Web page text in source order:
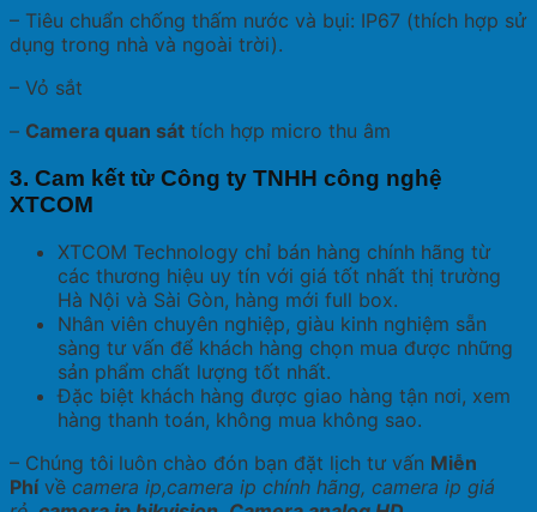
– Tiêu chuẩn chống thấm nước và bụi: IP67 (thích hợp sử
dụng trong nhà và ngoài trời).
– Vỏ sắt
– Camera quan sát tích hợp micro thu âm
3. Cam kết từ Công ty TNHH công nghệ
XTCOM
XTCOM Technology chỉ bán hàng chính hãng từ
các thương hiệu uy tín với giá tốt nhất thị trường
Hà Nội và Sài Gòn, hàng mới full box.
Nhân viên chuyên nghiệp, giàu kinh nghiệm sẵn
sàng tư vấn để khách hàng chọn mua được những
sản phẩm chất lượng tốt nhất.
Đặc biệt khách hàng được giao hàng tận nơi, xem
hàng thanh toán, không mua không sao.
– Chúng tôi luôn chào đón bạn đặt lịch tư vấn Miễn
Phívề camera ip,camera ip chính hãng, camera ip giá